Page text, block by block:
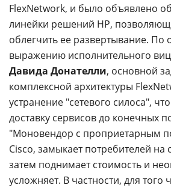
FlexNetwork, и было объявлено
линейки решений HP,
облегчить ее развертывание. По
выражению исполнительного
Давида Донателли, основной
комплексной архитектуры
устранение "сетевого силоса",
доставку сервисов до конечных
"Моновендор с проприетарным
Cisco, замыкает потребителей
затем поднимает стоимость и
усложняет. В частности, для того